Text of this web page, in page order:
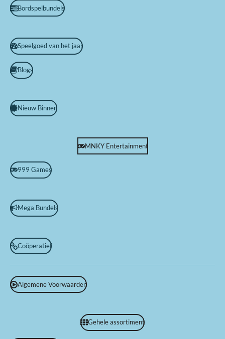
Bordspelbundels
Speelgoed van het jaar
Blogs
Nieuw Binnen
MNKY Entertainment
999 Games
Mega Bundels
Coöperatief
Algemene Voorwaarden
Gehele assortiment